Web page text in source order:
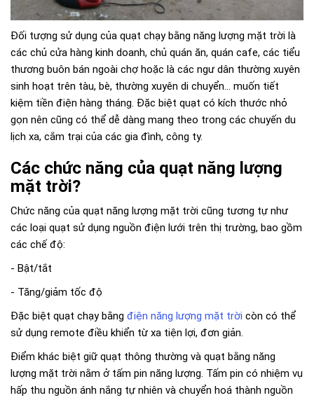
Đối tượng sử dụng của quạt chạy bằng năng lượng mặt trời là
các chủ cửa hàng kinh doanh, chủ quán ăn, quán cafe, các tiểu
thương buôn bán ngoài chợ hoặc là các ngư dân thường xuyên
sinh hoạt trên tàu, bè, thường xuyên di chuyển… muốn tiết
kiệm tiền điện hàng tháng. Đặc biệt quạt có kích thước nhỏ
gọn nên cũng có thể dễ dàng mang theo trong các chuyến du
lịch xa, cắm trại của các gia đình, công ty.
Các chức năng của quạt năng lượng
mặt trời?
Chức năng của quạt năng lượng mặt trời cũng tương tự như
các loại quạt sử dụng nguồn điện lưới trên thị trường, bao gồm
các chế độ:
- Bật/tắt
- Tăng/giảm tốc độ
Đặc biệt quạt chạy bằng điện năng lượng mặt trời còn có thể
sử dụng remote điều khiển từ xa tiện lợi, đơn giản.
Điểm khác biệt giữ quạt thông thường và quạt bằng năng
lượng mặt trời nằm ở tấm pin năng lượng. Tấm pin có nhiệm vụ
hấp thu nguồn ánh nắng tự nhiên và chuyển hoá thành nguồn